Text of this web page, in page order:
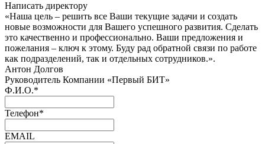
Написать директору
«Наша цель – решить все Ваши текущие задачи и создать
новые возможности для Вашего успешного развития. Сделать
это качественно и профессионально. Ваши предложения и
пожелания – ключ к этому. Буду рад обратной связи по работе
как подразделений, так и отдельных сотрудников.».
Антон Долгов
Руководитель Компании «Первый БИТ»
Ф.И.О.*
Телефон*
EMAIL